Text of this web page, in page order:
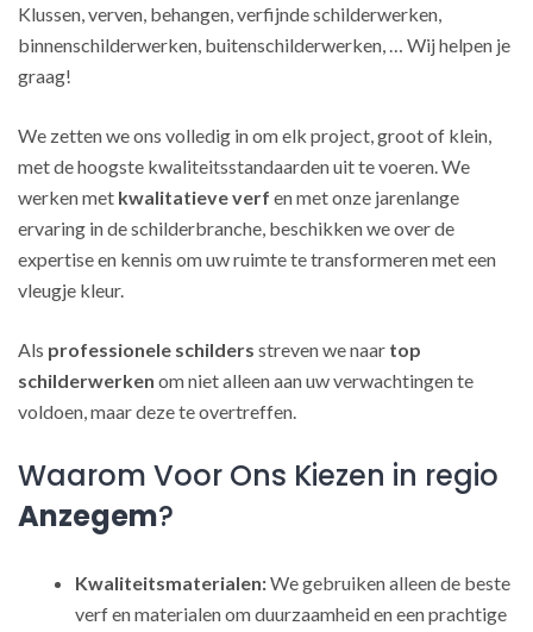
Klussen, verven, behangen, verfijnde schilderwerken,
binnenschilderwerken, buitenschilderwerken, … Wij helpen je
graag!
We zetten we ons volledig in om elk project, groot of klein,
met de hoogste kwaliteitsstandaarden uit te voeren. We
werken met kwalitatieve verf en met onze jarenlange
ervaring in de schilderbranche, beschikken we over de
expertise en kennis om uw ruimte te transformeren met een
vleugje kleur.
Als professionele schilders streven we naar top
schilderwerken om niet alleen aan uw verwachtingen te
voldoen, maar deze te overtreffen.
Waarom Voor Ons Kiezen in regio
Anzegem?
Kwaliteitsmaterialen:We gebruiken alleen de beste
verf en materialen om duurzaamheid en een prachtige